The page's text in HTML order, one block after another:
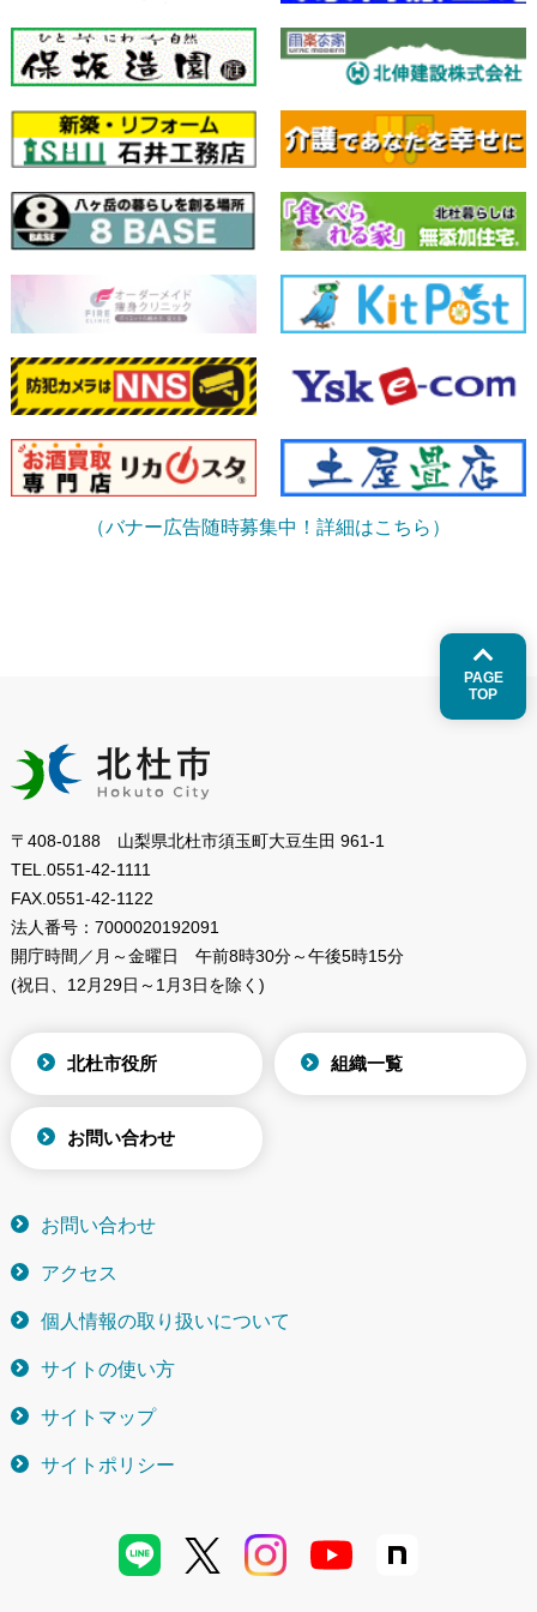
（バナー広告随時募集中！詳細はこちら）
PAGE
TOP
〒408-0188 山梨県北杜市須玉町大豆生田 961-1
TEL. 0551-42-1111
FAX. 0551-42-1122
法人番号： 7000020192091
開庁時間／月～金曜日
午前8時30分～午後5時15分
(祝日、12月29日～1月3日を除く)
北杜市役所 組織一覧
お問い合わせ
お問い合わせ
アクセス
個人情報の取り扱いについて
サイトの使い方
サイトマップ
サイトポリシー